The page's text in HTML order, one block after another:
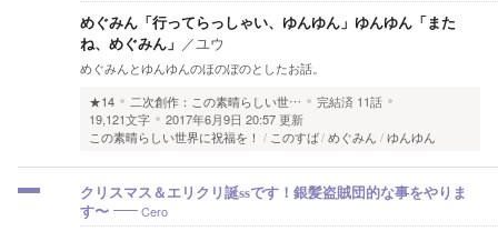
めぐみん「行ってらっしゃい、ゆんゆん」ゆんゆん「また
ね、めぐみん」 ／ユウ
めぐみんとゆんゆんのほのぼのとしたお話。
★14
二次創作：この素晴らしい世… 完結済 11話
19,121文字
2017年6月9日 20:57 更新
この素晴らしい世界に祝福を！
このすば めぐみん ゆんゆん
クリスマス＆エリクリ誕ssです！銀髪盗賊団的な事をやりま
す〜
Cero